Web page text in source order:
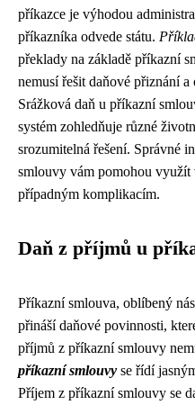
příkazce je výhodou
příkazníka odvede státu.
překlady na základě příkazní
nemusí řešit daňové přiznání
Srážková daň u příkazní
systém zohledňuje různé
srozumitelná řešení. Správné
smlouvy vám pomohou využít
případným komplikacím.
Daň z příjmů u
Příkazní smlouva, oblíbený
přináší daňové povinnosti,
příjmů z příkazní smlouvy
příkazní smlouvy se řídí
Příjem z příkazní smlouvy se